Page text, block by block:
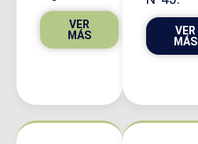
VER
MÁS
VER
MÁS